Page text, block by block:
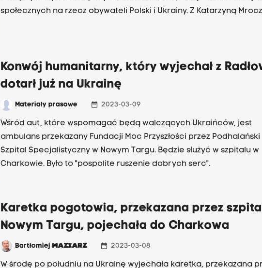
społecznych na rzecz obywateli Polski i Ukrainy. Z Katarzyną
Konwój humanitarny, który wyjechał z
dotarł już na Ukrainę
Materiały prasowe date_range 2023-03-09
Wśród aut, które wspomagać będą walczących Ukraińców, jest
ambulans przekazany Fundacji Moc Przyszłości przez Podhalański
Szpital Specjalistyczny w Nowym Targu. Będzie służyć w szpitalu w
Charkowie. Było to "pospolite ruszenie dobrych serc".
Karetka pogotowia, przekazana przez
Nowym Targu, pojechała do Charkowa
BartłomiejMAZIARZ date_range 2023-03-08
W środę po południu na Ukrainę wyjechała karetka, przekazana